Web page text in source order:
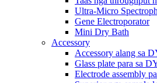
Ultra-Micro
Gene Electroporator
Mini Dry Bath
Accessory
Accessory alang sa
Glass plate para sa
Electrode assembly